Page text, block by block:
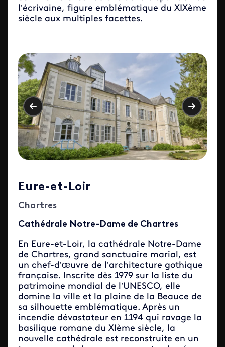
l’écrivaine, figure emblématique du XIXème
siècle aux multiples facettes.
Eure-et-Loir
Chartres
Cathédrale Notre-Dame de Chartres
En Eure-et-Loir, la cathédrale Notre-Dame
de Chartres, grand sanctuaire marial, est
un chef-d’œuvre de l’architecture gothique
française. Inscrite dès 1979 sur la liste du
patrimoine mondial de l’UNESCO, elle
domine la ville et la plaine de la Beauce de
sa silhouette emblématique. Après un
incendie dévastateur en 1194 qui ravage la
basilique romane du XIème siècle, la
nouvelle cathédrale est reconstruite en un